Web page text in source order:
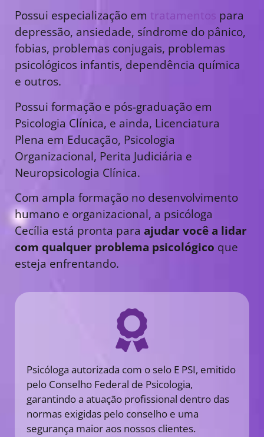
Possui especialização em tratamentos para
depressão, ansiedade, síndrome do pânico,
fobias, problemas conjugais, problemas
psicológicos infantis, dependência química
e outros.
Possui formação e pós-graduação em
Psicologia Clínica, e ainda, Licenciatura
Plena em Educação, Psicologia
Organizacional, Perita Judiciária e
Neuropsicologia Clínica.
Com ampla formação no desenvolvimento
humano e organizacional, a psicóloga
Cecília está pronta para ajudar você a lidar
com qualquer problema psicológico que
esteja enfrentando.
Psicóloga autorizada com o selo E PSI, emitido
pelo Conselho Federal de Psicologia,
garantindo a atuação profissional dentro das
normas exigidas pelo conselho e uma
segurança maior aos nossos clientes.